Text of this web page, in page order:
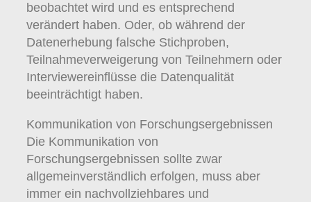
beobachtet wird und es entsprechend
verändert haben. Oder, ob während der
Datenerhebung falsche Stichproben,
Teilnahmeverweigerung von Teilnehmern oder
Interviewereinflüsse die Datenqualität
beeinträchtigt haben.
Kommunikation von Forschungsergebnissen
Die Kommunikation von
Forschungsergebnissen sollte zwar
allgemeinverständlich erfolgen, muss aber
immer ein nachvollziehbares und